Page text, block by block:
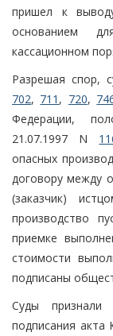
пришел к
основанием
кассационном
Разрешая спор,
702, 711 , 720,
Федерации,
21.07.1997 N
опасных
договору между
(заказчик)
производство
приемке
стоимости
подписаны
Суды признали
подписания акта